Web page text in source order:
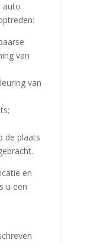
auto
van
van
de plaats
en
u een